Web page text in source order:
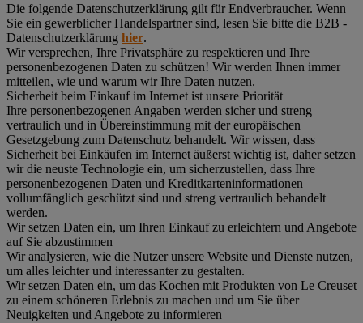
Die folgende Datenschutzerklärung gilt für Endverbraucher. Wenn
Sie ein gewerblicher Handelspartner sind, lesen Sie bitte die B2B -
Datenschutzerklärung hier.
Wir versprechen, Ihre Privatsphäre zu respektieren und Ihre
personenbezogenen Daten zu schützen! Wir werden Ihnen immer
mitteilen, wie und warum wir Ihre Daten nutzen.
Sicherheit beim Einkauf im Internet ist unsere Priorität
Ihre personenbezogenen Angaben werden sicher und streng
vertraulich und in Übereinstimmung mit der europäischen
Gesetzgebung zum Datenschutz behandelt. Wir wissen, dass
Sicherheit bei Einkäufen im Internet äußerst wichtig ist, daher setzen
wir die neuste Technologie ein, um sicherzustellen, dass Ihre
personenbezogenen Daten und Kreditkarteninformationen
vollumfänglich geschützt sind und streng vertraulich behandelt
werden.
Wir setzen Daten ein, um Ihren Einkauf zu erleichtern und Angebote
auf Sie abzustimmen
Wir analysieren, wie die Nutzer unsere Website und Dienste nutzen,
um alles leichter und interessanter zu gestalten.
Wir setzen Daten ein, um das Kochen mit Produkten von Le Creuset
zu einem schöneren Erlebnis zu machen und um Sie über
Neuigkeiten und Angebote zu informieren